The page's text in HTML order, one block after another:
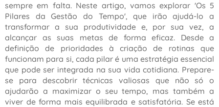
sempre em falta. Neste artigo, vamos explorar 'Os 5
Pilares da Gestão do Tempo', que irão ajudá-lo a
transformar a sua produtividade e, por sua vez, a
alcançar as suas metas de forma eficaz. Desde a
definição de prioridades à criação de rotinas que
funcionam para si, cada pilar é uma estratégia essencial
que pode ser integrada na sua vida cotidiana. Prepare-
se para descobrir técnicas valiosas que não só o
ajudarão a maximizar o seu tempo, mas também a
viver de forma mais equilibrada e satisfatória. Se está